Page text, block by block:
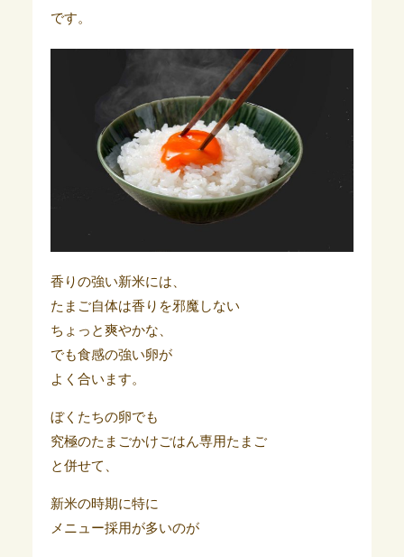
です。
香りの強い新米には、
たまご自体は香りを邪魔しない
ちょっと爽やかな、
でも食感の強い卵が
よく合います。
ぼくたちの卵でも
究極のたまごかけごはん専用たまご
と併せて、
新米の時期に特に
メニュー採用が多いのが